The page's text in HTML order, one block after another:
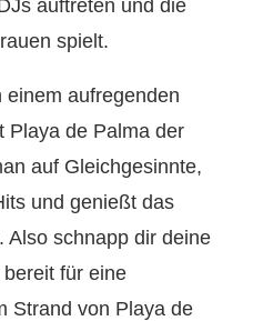
auftreten und die
spielt.
einem aufregenden
Playa de Palma der
auf Gleichgesinnte,
und genießt das
Also schnapp dir deine
für eine
Strand von Playa de